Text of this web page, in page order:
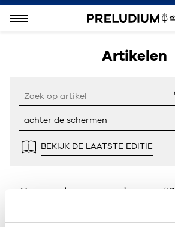
Artikelen
BEKIJK DE LAATSTE EDITIE
Geen resultaten gevonden voor “”.